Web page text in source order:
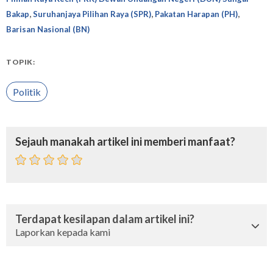
Bakap,Suruhanjaya Pilihan Raya (SPR), Pakatan Harapan (PH),
Barisan Nasional (BN)
TOPIK:
Politik
Sejauh manakah artikel ini memberi manfaat?
Terdapat kesilapan dalam artikel ini?
Laporkan kepada kami